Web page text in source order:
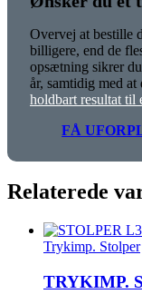
Overvej at bestille
billigere, end de
opsætning sikrer
år, samtidig med
holdbart resultat til
FÅ
Relaterede
Trykimp. Stolper
TRYKIMP.